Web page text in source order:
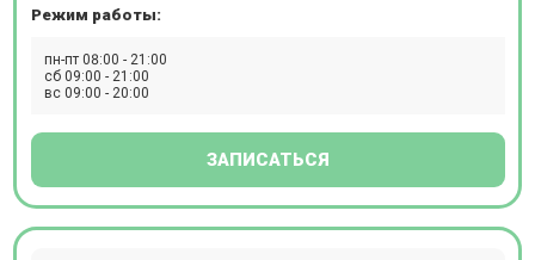
исследований – УЗИ, допплерографии, рентгенографии,
во сне. На территории центра расположена лаборатория,
в которой выполняют свыше 200 анализов. Женщинам
Минздрава РФ и дополненные рекомендациями ВОЗ.
(лазеры CandelaCO2RE и GentlemaxPRO, аппарат Morpheus
Режим работы:
пн-пт 08:00 - 21:00
сб 09:00 - 21:00
вс 09:00 - 20:00
ЗАПИСАТЬСЯ